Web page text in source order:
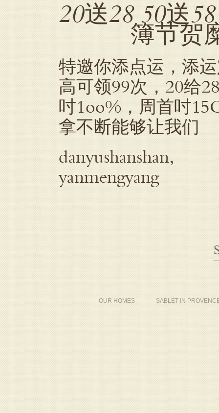
20送28 50送
簿节贺
特邀你添点运，添
高可领99次，20给
吋1oo%，周首吋
拿不断能够让我们
danyushanshan,
yanmengyang
OUR HOMES SABLET IN